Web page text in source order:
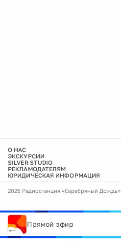
О НАС
ЭКСКУРСИИ
SILVER STUDIO
РЕКЛАМОДАТЕЛЯМ
ЮРИДИЧЕСКАЯ ИНФОРМАЦИЯ
2026 Радиостанция «Серебряный Дождь»
Прямой эфир